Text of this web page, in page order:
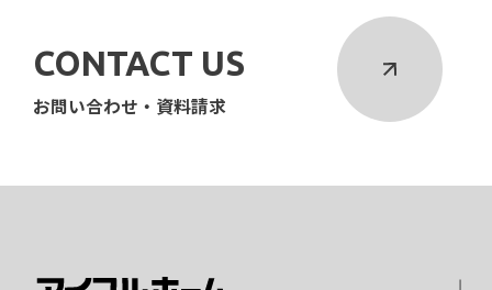
CONTACT US
お問い合わせ・資料請求